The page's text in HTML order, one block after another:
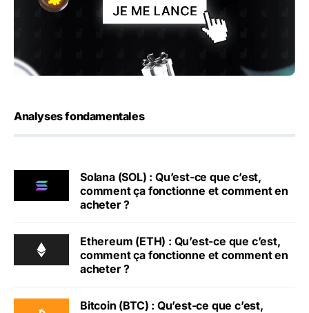
Analyses fondamentales
Solana (SOL) : Qu’est-ce que c’est,
comment ça fonctionne et comment en
acheter ?
Ethereum (ETH) : Qu’est-ce que c’est,
comment ça fonctionne et comment en
acheter ?
Bitcoin (BTC) : Qu’est-ce que c’est,